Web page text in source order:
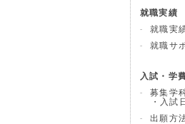
就職実績
就職実
就職サ
入試・学
募集学
・入試
出願方